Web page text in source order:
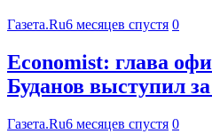
Газета.Ru6 месяцев спустя 0
Economist: глава
Буданов выступил
Газета.Ru6 месяцев спустя 0